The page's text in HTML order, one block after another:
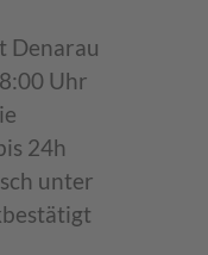
Denarau
Uhr
24h
unter